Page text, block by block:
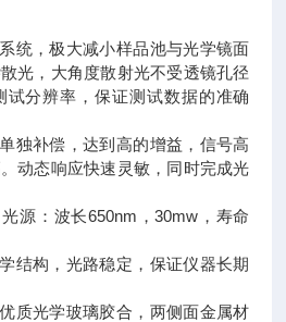
统，极大减小样品池与光学镜面
光，大角度散射光不受透镜孔径
试分辨率，保证测试数据的准确
独补偿，达到高的增益，信号高
动态响应快速灵敏，同时完成光
源：波长650nm，30mw，寿命
结构，光路稳定，保证仪器长期
质光学玻璃胶合，两侧面金属材